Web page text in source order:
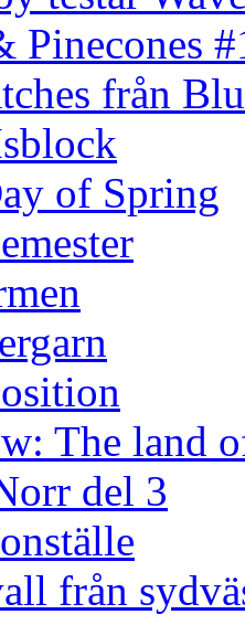
Pinecones
från
of Spring
The land
del 3
från